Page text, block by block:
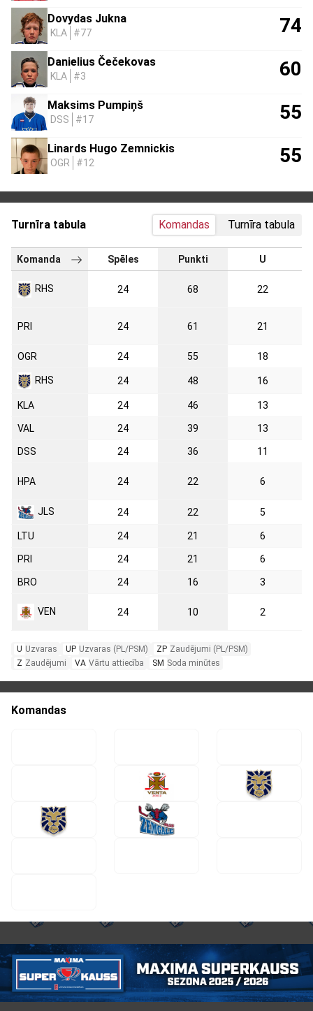
Dovydas Jukna
KLA #77 74
Danielius Čečekovas
KLA #3 60
Maksims Pumpiņš
DSS #17 55
Linards Hugo Zemnickis
OGR #12 55
Turnīra tabula Komandas Turnīra tabula
Komanda Spēles Punkti U
RHS 24 68 22
PRI 24 61 21
OGR 24 55 18
RHS 24 48 16
KLA 24 46 13
VAL 24 39 13
DSS 24 36 11
HPA 24 22 6
JLS 24 22 5
LTU 24 21 6
PRI 24 21 6
BRO 24 16 3
VEN 24 10 2
U Uzvaras UP Uzvaras (PL/PSM) ZP Zaudējumi (PL/PSM)
Z Zaudējumi VA Vārtu attiecība SM Soda minūtes
Komandas